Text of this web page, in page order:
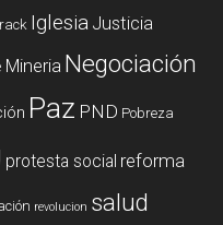
Iglesia Justicia
Mineria Negociación
Paz PND Pobreza
protesta social reforma
revolucion salud